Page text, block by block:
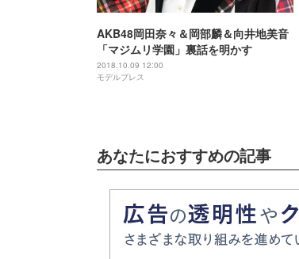
AKB48岡田奈々＆岡部麟＆向井地美音
「マジムリ学園」裏話を明かす
2018.10.09 12:00
モデルプレス
あなたにおすすめの記事